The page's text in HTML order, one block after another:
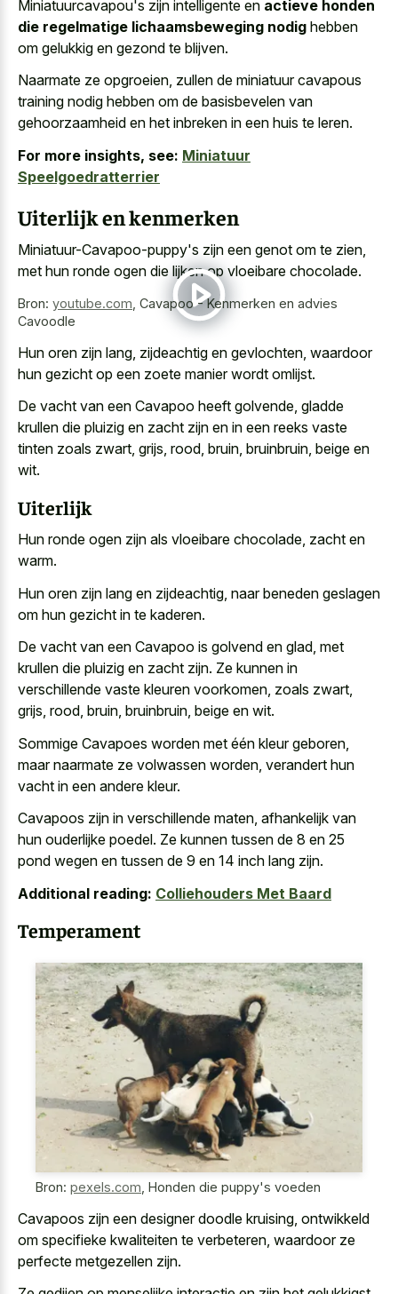
Miniatuurcavapou's zijn intelligente en actieve honden
die regelmatige lichaamsbeweging nodig hebben
om gelukkig en gezond te blijven.
Naarmate ze opgroeien, zullen de miniatuur cavapous
training nodig hebben om de basisbevelen van
gehoorzaamheid en het inbreken in een huis te leren.
For more insights, see: Miniatuur
Speelgoedratterrier
Uiterlijk en kenmerken
Miniatuur-Cavapoo-puppy's zijn een genot om te zien,
met hun ronde ogen die lijken op vloeibare chocolade.
Bron: youtube.com Cavapoo - Kenmerken en advies
Cavoodle
Hun oren zijn lang, zijdeachtig en gevlochten, waardoor
hun gezicht op een zoete manier wordt omlijst.
De vacht van een Cavapoo heeft golvende, gladde
krullen die pluizig en zacht zijn en in een reeks vaste
tinten zoals zwart, grijs, rood, bruin, bruinbruin, beige en
wit.
Uiterlijk
Hun ronde ogen zijn als vloeibare chocolade, zacht en
warm.
Hun oren zijn lang en zijdeachtig, naar beneden geslagen
om hun gezicht in te kaderen.
De vacht van een Cavapoo is golvend en glad, met
krullen die pluizig en zacht zijn. Ze kunnen in
verschillende vaste kleuren voorkomen, zoals zwart,
grijs, rood, bruin, bruinbruin, beige en wit.
Sommige Cavapoes worden met één kleur geboren,
maar naarmate ze volwassen worden, verandert hun
vacht in een andere kleur.
Cavapoos zijn in verschillende maten, afhankelijk van
hun ouderlijke poedel. Ze kunnen tussen de 8 en 25
pond wegen en tussen de 9 en 14 inch lang zijn.
Additional reading: Colliehouders Met Baard
Temperament
Bron: pexels.com Honden die puppy's voeden
Cavapoos zijn een designer doodle kruising, ontwikkeld
om specifieke kwaliteiten te verbeteren, waardoor ze
perfecte metgezellen zijn.